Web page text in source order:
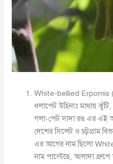
White-bellied Erpornis
ধলাপেট উহিনাঃ মাথায়
গলা-পেট সাদা রঙ এর এই
দেশের সিলেট ও চট্বগ্রাম
এর আগের নাম ছিলো
নাম পাল্টেছে, আলাদা